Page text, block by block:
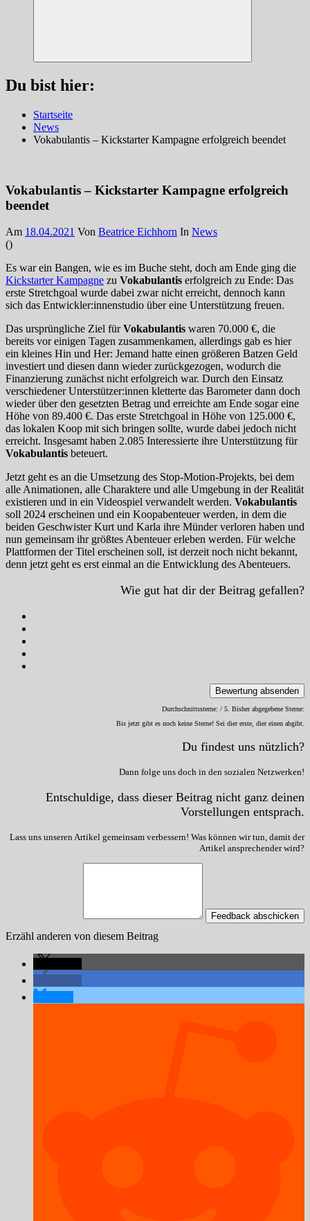
Suchen
Du bist hier:
Startseite
News
Vokabulantis – Kickstarter Kampagne erfolgreich beendet
Vokabulantis – Kickstarter Kampagne erfolgreich
beendet
Am 18.04.2021 Von Beatrice Eichhorn In News
()
Es war ein Bangen, wie es im Buche steht, doch am Ende ging die
Kickstarter Kampagne zu Vokabulantis erfolgreich zu Ende: Das
erste Stretchgoal wurde dabei zwar nicht erreicht, dennoch kann
sich das Entwickler:innenstudio über eine Unterstützung freuen.
Das ursprüngliche Ziel fürVokabulantis waren 70.000 €, die
bereits vor einigen Tagen zusammenkamen, allerdings gab es hier
ein kleines Hin und Her: Jemand hatte einen größeren Batzen Geld
investiert und diesen dann wieder zurückgezogen, wodurch die
Finanzierung zunächst nicht erfolgreich war. Durch den Einsatz
verschiedener Unterstützer:innen kletterte das Barometer dann doch
wieder über den gesetzten Betrag und erreichte am Ende sogar eine
Höhe von 89.400 €. Das erste Stretchgoal in Höhe von 125.000 €,
das lokalen Koop mit sich bringen sollte, wurde dabei jedoch nicht
erreicht. Insgesamt haben 2.085 Interessierte ihre Unterstützung für
Vokabulantis beteuert.
Jetzt geht es an die Umsetzung des Stop-Motion-Projekts, bei dem
alle Animationen, alle Charaktere und alle Umgebung in der Realität
existieren und in ein Videospiel verwandelt werden. Vokabulantis
soll 2024 erscheinen und ein Koopabenteuer werden, in dem die
beiden Geschwister Kurt und Karla ihre Münder verloren haben und
nun gemeinsam ihr größtes Abenteuer erleben werden. Für welche
Plattformen der Titel erscheinen soll, ist derzeit noch nicht bekannt,
denn jetzt geht es erst einmal an die Entwicklung des Abenteuers.
Wie gut hat dir der Beitrag gefallen?
Bewertung absenden
Durchschnittssterne: / 5. Bisher abgegebene Sterne:
Bis jetzt gibt es noch keine Sterne! Sei dier erste, dier einen abgibt.
Du findest uns nützlich?
Dann folge uns doch in den sozialen Netzwerken!
Entschuldige, dass dieser Beitrag nicht ganz deinen
Vorstellungen entsprach.
Lass uns unseren Artikel gemeinsam verbessern! Was können wir tun, damit der
Artikel ansprechender wird?
Feedback abschicken
Erzähl anderen von diesem Beitrag